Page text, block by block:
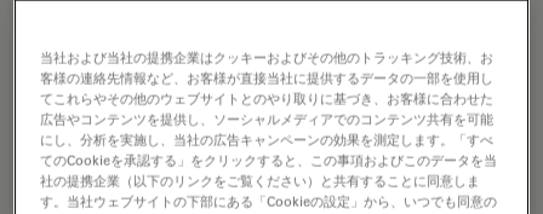
眼科用顕微鏡
ライカ眼科手術用顕微鏡は、卓越した光学系および照明を備
え、眼科手術の繊細な手技をサポートします。
当社および当社の提携企業はクッキーおよびその他のトラッキング技術、お
客様の連絡先情報など、お客様が直接当社に提供するデータの一部を使用し
てこれらやその他のウェブサイトとのやり取りに基づき、お客様に合わせた
広告やコンテンツを提供し、ソーシャルメディアでのコンテンツ共有を可能
にし、分析を実施し、当社の広告キャンペーンの効果を測定します。「すべ
てのCookieを承認する」をクリックすると、この事項およびこのデータを当
社の提携企業（以下のリンクをご覧ください）と共有することに同意しま
す。当社ウェブサイトの下部にある「Cookieの設定」から、いつでも同意の